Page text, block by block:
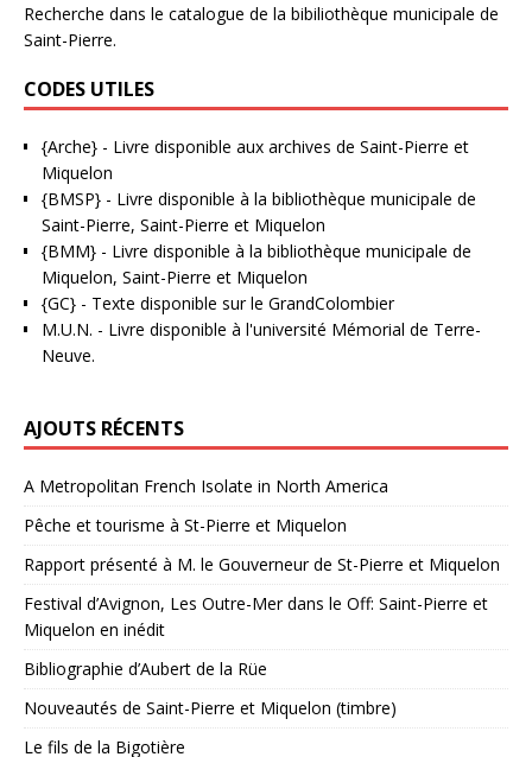
Recherche dans le catalogue de la bibiliothèque municipale de
Saint-Pierre.
CODES UTILES
{Arche} - Livre disponible aux archives de Saint-Pierre et
Miquelon
{BMSP} - Livre disponible à la bibliothèque municipale de
Saint-Pierre, Saint-Pierre et Miquelon
{BMM} - Livre disponible à la bibliothèque municipale de
Miquelon, Saint-Pierre et Miquelon
{GC} - Texte disponible sur le GrandColombier
M.U.N. - Livre disponible à l'université Mémorial de Terre-
Neuve.
AJOUTS RÉCENTS
A Metropolitan French Isolate in North America
Pêche et tourisme à St-Pierre et Miquelon
Rapport présenté à M. le Gouverneur de St-Pierre et Miquelon
Festival d’Avignon, Les Outre-Mer dans le Off: Saint-Pierre et
Miquelon en inédit
Bibliographie d’Aubert de la Rüe
Nouveautés de Saint-Pierre et Miquelon (timbre)
Le fils de la Bigotière